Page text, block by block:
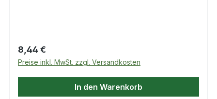
Regulärer Preis:
8,44 €
Preise inkl. MwSt. zzgl. Versandkosten
In den Warenkorb